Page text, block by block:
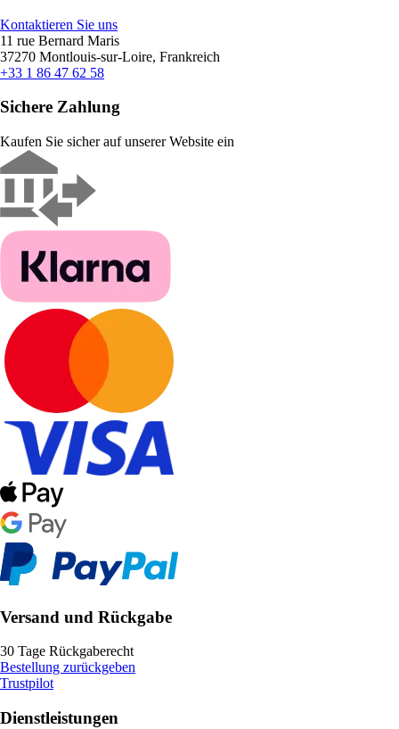
Kontaktieren Sie uns
11 rue Bernard Maris
37270 Montlouis-sur-Loire, Frankreich
+33 1 86 47 62 58
Sichere Zahlung
Kaufen Sie sicher auf unserer Website ein
Versand und Rückgabe
30 Tage Rückgaberecht
Bestellung zurückgeben
Trustpilot
Dienstleistungen